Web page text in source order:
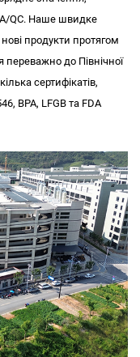
QC. Наше швидке
продукти протягом
до Північної
сертифікатів,
BPA, LFGB та FDA